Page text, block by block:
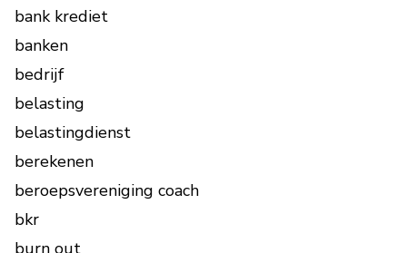
bank krediet
banken
bedrijf
belasting
belastingdienst
berekenen
beroepsvereniging coach
bkr